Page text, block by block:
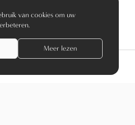
3 354 16 86
van cookies om uw
Meer lezen